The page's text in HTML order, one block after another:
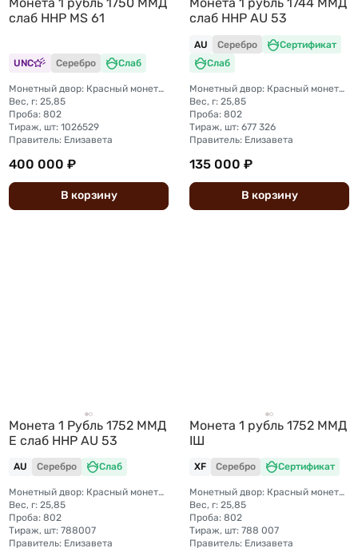
слаб ННР MS 61
UNC Серебро Слаб
Монетный двор: Красный монетный двор (Москва)
Вес, г: 25,85
Проба: 802
Тираж, шт: 1026529
Правитель: Елизавета
400 000 ₽
В корзину
слаб ННР AU 53
AU Серебро
Сертификат
Слаб
Монетный двор: Красный монетный двор (Москва)
Вес, г: 25,85
Проба: 802
Тираж, шт: 677 326
Правитель: Елизавета
135 000 ₽
В корзину
Монета 1 Рубль 1752 ММД
Е слаб ННР AU 53
AU Серебро Слаб
Монетный двор: Красный монетный двор (Москва)
Вес, г: 25,85
Проба: 802
Тираж, шт: 788007
Правитель: Елизавета
Монета 1 рубль 1752 ММД
IШ
XF Серебро Сертификат
Монетный двор: Красный монетный двор (Москва)
Вес, г: 25,85
Проба: 802
Тираж, шт: 788 007
Правитель: Елизавета